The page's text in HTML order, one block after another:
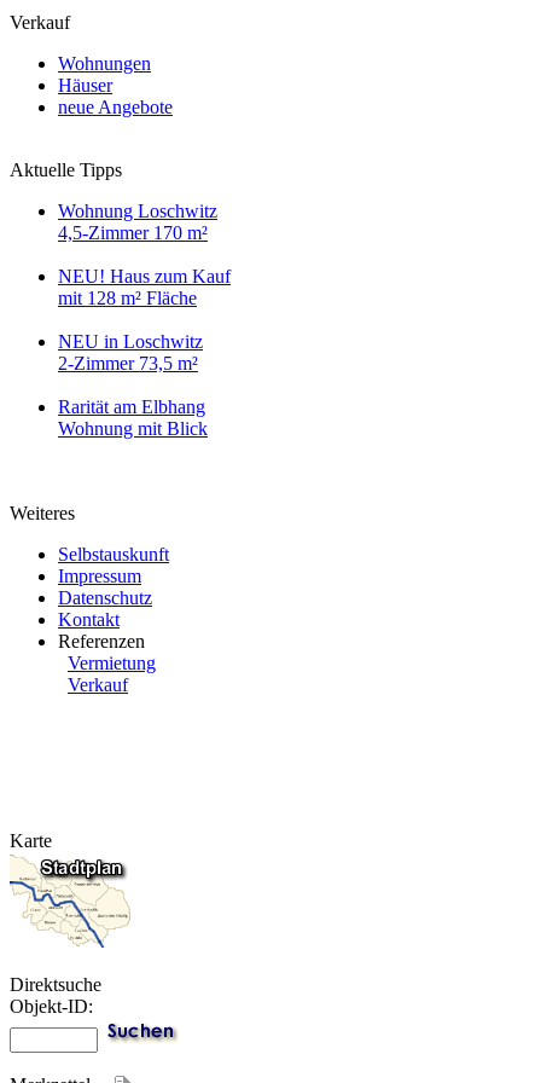
Verkauf
Wohnungen
Häuser
neue Angebote
Aktuelle Tipps
Wohnung Loschwitz
4,5-Zimmer 170 m²
NEU! Haus zum Kauf
mit 128 m² Fläche
NEU in Loschwitz
2-Zimmer 73,5 m²
Rarität am Elbhang
Wohnung mit Blick
Weiteres
Selbstauskunft
Impressum
Datenschutz
Kontakt
Referenzen
Vermietung
Verkauf
Karte
Direktsuche
Objekt-ID: